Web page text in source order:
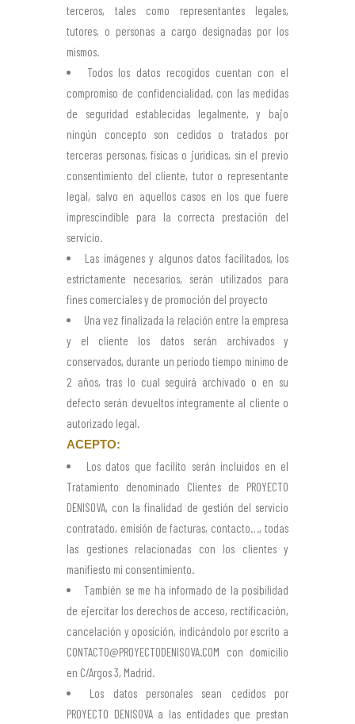
terceros, tales como representantes legales,
tutores, o personas a cargo designadas por los
mismos.
Todos los datos recogidos cuentan con el
compromiso de confidencialidad, con las medidas
de seguridad establecidas legalmente, y bajo
ningún concepto son cedidos o tratados por
terceras personas, físicas o jurídicas, sin el previo
consentimiento del cliente, tutor o representante
legal, salvo en aquellos casos en los que fuere
imprescindible para la correcta prestación del
servicio.
Las imágenes y algunos datos facilitados, los
estrictamente necesarios, serán utilizados para
fines comerciales y de promoción del proyecto
Una vez finalizada la relación entre la empresa
y el cliente los datos serán archivados y
conservados, durante un periodo tiempo mínimo de
2 años, tras lo cual seguirá archivado o en su
defecto serán devueltos íntegramente al cliente o
autorizado legal.
ACEPTO:
Los datos que facilito serán incluidos en el
Tratamiento denominado Clientes de PROYECTO
DENISOVA, con la finalidad de gestión del servicio
contratado, emisión de facturas, contacto…, todas
las gestiones relacionadas con los clientes y
manifiesto mi consentimiento.
También se me ha informado de la posibilidad
de ejercitar los derechos de acceso, rectificación,
cancelación y oposición, indicándolo por escrito a
CONTACTO@PROYECTODENISOVA.COM con domicilio
en C/Argos 3, Madrid.
Los datos personales sean cedidos por
PROYECTO DENISOVA a las entidades que prestan